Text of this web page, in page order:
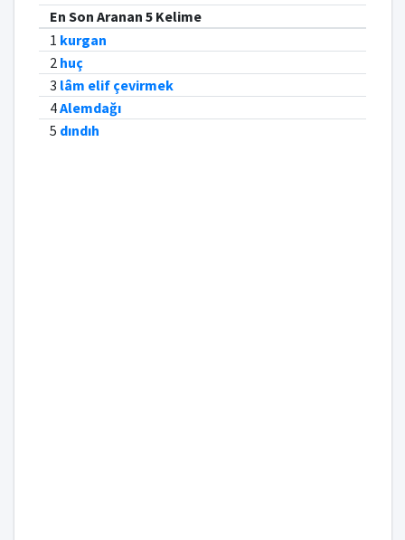
En Son Aranan 5 Kelime
1 kurgan
2 huç
3 lâm elif çevirmek
4Alemdağı
5 dındıh